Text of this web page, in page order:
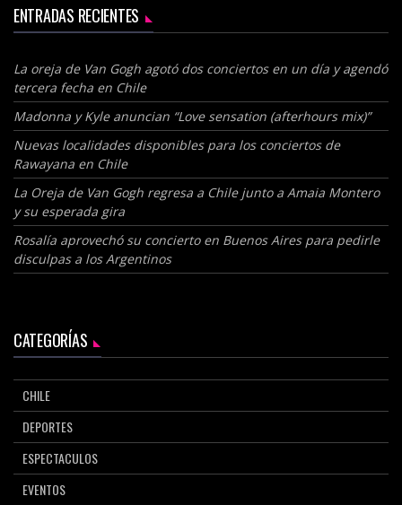
ENTRADAS RECIENTES
La oreja de Van Gogh agotó dos conciertos en un día y agendó
tercera fecha en Chile
Madonna y Kyle anuncian “Love sensation (afterhours mix)”
Nuevas localidades disponibles para los conciertos de
Rawayana en Chile
La Oreja de Van Gogh regresa a Chile junto a Amaia Montero
y su esperada gira
Rosalía aprovechó su concierto en Buenos Aires para pedirle
disculpas a los Argentinos
CATEGORÍAS
CHILE
DEPORTES
ESPECTACULOS
EVENTOS